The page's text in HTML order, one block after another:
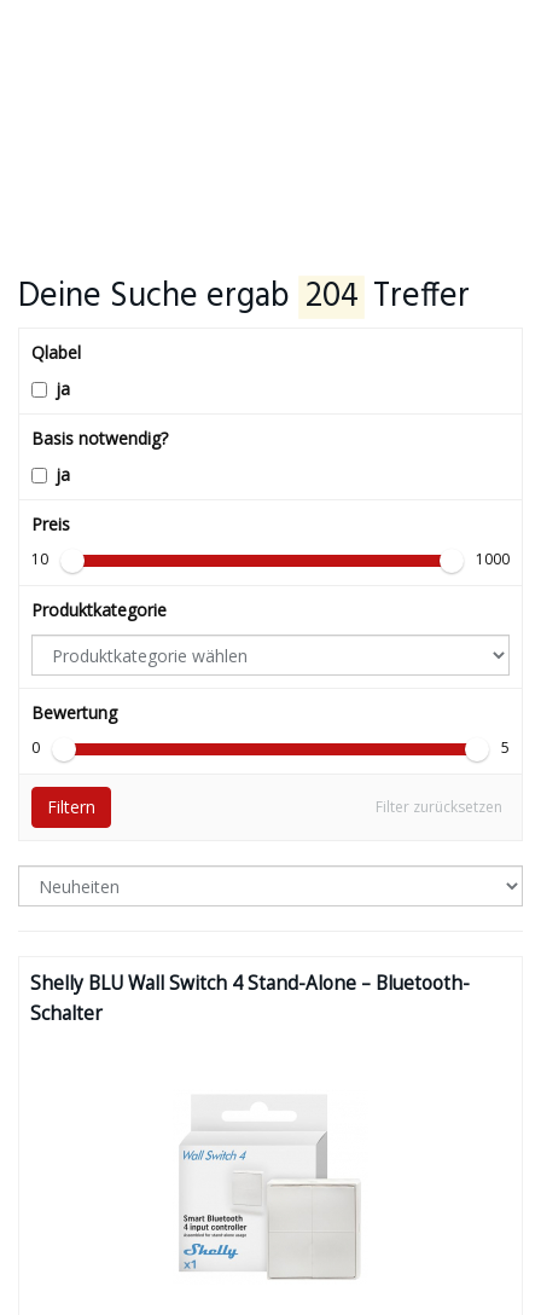
Deine Suche ergab 204 Treffer
Qlabel
ja
Basis notwendig?
ja
Preis
10 1000
Produktkategorie
Bewertung
0 5
Filter zurücksetzen
Filtern
Shelly BLU Wall Switch 4 Stand-Alone – Bluetooth-
Schalter